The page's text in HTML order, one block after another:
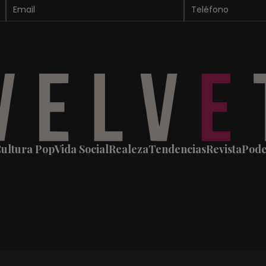
PopVida SocialRealezaTendenciasRevista